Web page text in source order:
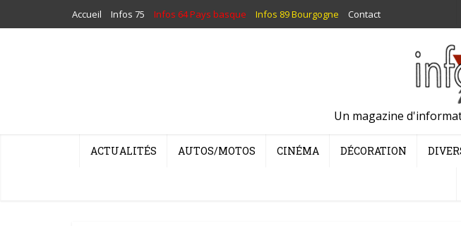
Accueil Infos 75 Infos 64 Pays basque Infos 89 Bourgogne Contact
Un magazine
ACTUALITÉS AUTOS/MOTOS CINÉMA DÉCORATION